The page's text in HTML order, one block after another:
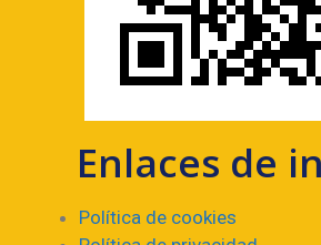
Enlaces de
Política de cookies